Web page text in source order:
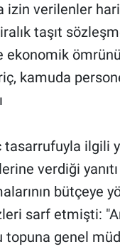
verilenler
taşıt
ekonomik
kamuda
ilgili
verdiği
bütçeye
sarf etmişti:
topuna genel